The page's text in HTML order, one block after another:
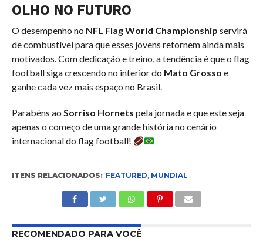
OLHO NO FUTURO
O desempenho no NFL Flag World Championship servirá
de combustível para que esses jovens retornem ainda mais
motivados. Com dedicação e treino, a tendência é que o flag
football siga crescendo no interior do Mato Grosso e
ganhe cada vez mais espaço no Brasil.
Parabéns ao Sorriso Hornets pela jornada e que este seja
apenas o começo de uma grande história no cenário
internacional do flag football!
ITENS RELACIONADOS: FEATURED, MUNDIAL
RECOMENDADO PARA VOCÊ